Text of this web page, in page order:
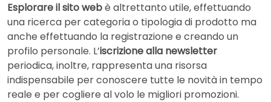
Esplorare il sito webè altrettanto utile, effettuando
una ricerca per categoria o tipologia di prodotto ma
anche effettuando la registrazione e creando un
profilo personale. L’iscrizione alla newsletter
periodica, inoltre, rappresenta una risorsa
indispensabile per conoscere tutte le novità in tempo
reale e per cogliere al volo le migliori promozioni.